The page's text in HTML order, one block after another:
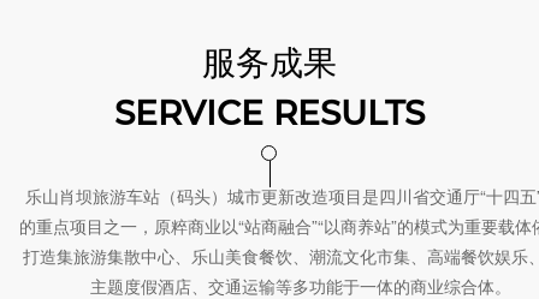
服务成果
SERVICE RESULTS
乐山肖坝旅游车站（码头）城市更新改造项目是四川省交通厅“十四五
的重点项目之一，原粹商业以“站商融合”“以商养站”的模式为重要载体
打造集旅游集散中心、乐山美食餐饮、潮流文化市集、高端餐饮娱乐
主题度假酒店、交通运输等多功能于一体的商业综合体。